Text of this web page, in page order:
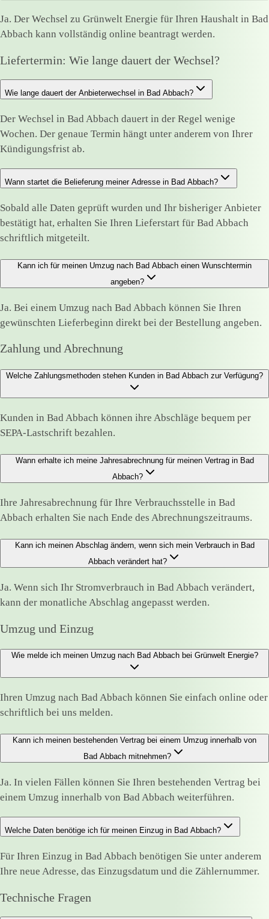
Ja. Der Wechsel zu Grünwelt Energie für Ihren Haushalt in Bad
Abbach kann vollständig online beantragt werden.
Liefertermin: Wie lange dauert der Wechsel?
Wie lange dauert der Anbieterwechsel in Bad Abbach?
Der Wechsel in Bad Abbach dauert in der Regel wenige
Wochen. Der genaue Termin hängt unter anderem von Ihrer
Kündigungsfrist ab.
Wann startet die Belieferung meiner Adresse in Bad Abbach?
Sobald alle Daten geprüft wurden und Ihr bisheriger Anbieter
bestätigt hat, erhalten Sie Ihren Lieferstart für Bad Abbach
schriftlich mitgeteilt.
Kann ich für meinen Umzug nach Bad Abbach einen Wunschtermin
angeben?
Ja. Bei einem Umzug nach Bad Abbach können Sie Ihren
gewünschten Lieferbeginn direkt bei der Bestellung angeben.
Zahlung und Abrechnung
Welche Zahlungsmethoden stehen Kunden in Bad Abbach zur Verfügung?
Kunden in Bad Abbach können ihre Abschläge bequem per
SEPA-Lastschrift bezahlen.
Wann erhalte ich meine Jahresabrechnung für meinen Vertrag in Bad
Abbach?
Ihre Jahresabrechnung für Ihre Verbrauchsstelle in Bad
Abbach erhalten Sie nach Ende des Abrechnungszeitraums.
Kann ich meinen Abschlag ändern, wenn sich mein Verbrauch in Bad
Abbach verändert hat?
Ja. Wenn sich Ihr Stromverbrauch in Bad Abbach verändert,
kann der monatliche Abschlag angepasst werden.
Umzug und Einzug
Wie melde ich meinen Umzug nach Bad Abbach bei Grünwelt Energie?
Ihren Umzug nach Bad Abbach können Sie einfach online oder
schriftlich bei uns melden.
Kann ich meinen bestehenden Vertrag bei einem Umzug innerhalb von
Bad Abbach mitnehmen?
Ja. In vielen Fällen können Sie Ihren bestehenden Vertrag bei
einem Umzug innerhalb von Bad Abbach weiterführen.
Welche Daten benötige ich für meinen Einzug in Bad Abbach?
Für Ihren Einzug in Bad Abbach benötigen Sie unter anderem
Ihre neue Adresse, das Einzugsdatum und die Zählernummer.
Technische Fragen